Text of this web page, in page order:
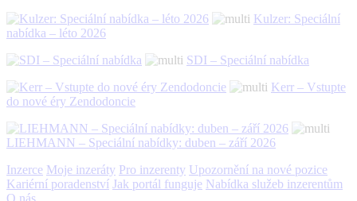
Kulzer: Speciální
nabídka – léto 2026
SDI – Speciální nabídka
Kerr – Vstupte
do nové éry Zendodoncie
LIEHMANN – Speciální nabídky: duben – září 2026
Inzerce Moje inzeráty Pro inzerenty Upozornění na nové pozice
Kariérní poradenství Jak portál funguje Nabídka služeb inzerentům